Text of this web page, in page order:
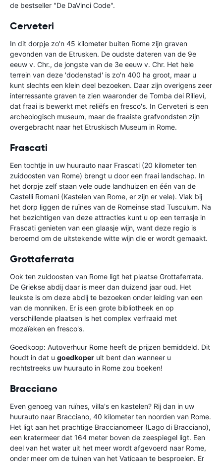
de bestseller "De DaVinci Code".
Cerveteri
In dit dorpje zo'n 45 kilometer buiten Rome zijn graven
gevonden van de Etrusken. De oudste dateren van de 9e
eeuw v. Chr., de jongste van de 3e eeuw v. Chr. Het hele
terrein van deze 'dodenstad' is zo'n 400 ha groot, maar u
kunt slechts een klein deel bezoeken. Daar zijn overigens zeer
interressante graven te zien waaronder de Tomba dei Rilievi,
dat fraai is bewerkt met reliëfs en fresco's. In Cerveteri is een
archeologisch museum, maar de fraaiste grafvondsten zijn
overgebracht naar het Etruskisch Museum in Rome.
Frascati
Een tochtje in uw huurauto naar Frascati (20 kilometer ten
zuidoosten van Rome) brengt u door een fraai landschap. In
het dorpje zelf staan vele oude landhuizen en één van de
Castelli Romani (Kastelen van Rome, er zijn er vele). Vlak bij
het dorp liggen de ruïnes van de Romeinse stad Tusculum. Na
het bezichtigen van deze attracties kunt u op een terrasje in
Frascati genieten van een glaasje wijn, want deze regio is
beroemd om de uitstekende witte wijn die er wordt gemaakt.
Grottaferrata
Ook ten zuidoosten van Rome ligt het plaatse Grottaferrata.
De Griekse abdij daar is meer dan duizend jaar oud. Het
leukste is om deze abdij te bezoeken onder leiding van een
van de monniken. Er is een grote bibliotheek en op
verschillende plaatsen is het complex verfraaid met
mozaïeken en fresco's.
Goedkoop: Autoverhuur Rome heeft de prijzen bemiddeld. Dit
houdt in dat u goedkoper uit bent dan wanneer u
rechtstreeks uw huurauto in Rome zou boeken!
Bracciano
Even genoeg van ruïnes, villa's en kastelen? Rij dan in uw
huurauto naar Bracciano, 40 kilometer ten noorden van Rome.
Het ligt aan het prachtige Braccianomeer (Lago di Bracciano),
een kratermeer dat 164 meter boven de zeespiegel ligt. Een
deel van het water uit het meer wordt afgevoerd naar Rome,
onder meer om de tuinen van het Vaticaan te besproeien. Er